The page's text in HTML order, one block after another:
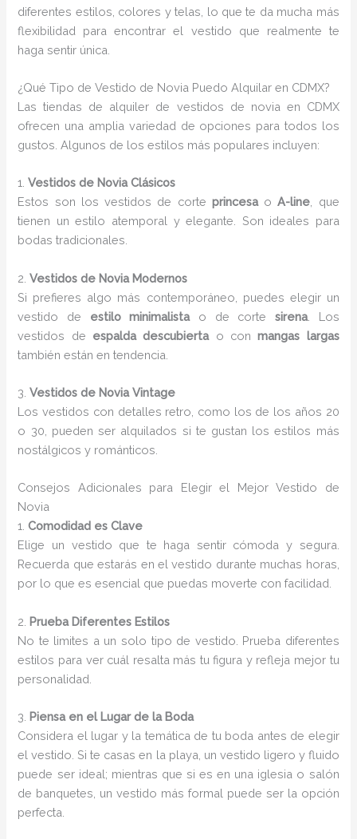
diferentes estilos, colores y telas, lo que te da mucha más
flexibilidad para encontrar el vestido que realmente te
haga sentir única.
¿Qué Tipo de Vestido de Novia Puedo Alquilar en CDMX?
Las tiendas de alquiler de vestidos de novia en CDMX
ofrecen una amplia variedad de opciones para todos los
gustos. Algunos de los estilos más populares incluyen:
1.Vestidos de Novia Clásicos
Estos son los vestidos de corte princesaoA-line, que
tienen un estilo atemporal y elegante. Son ideales para
bodas tradicionales.
2.Vestidos de Novia Modernos
Si prefieres algo más contemporáneo, puedes elegir un
vestido de estilo minimalistao de corte sirena. Los
vestidos de espalda descubiertao conmangas largas
también están en tendencia.
3.Vestidos de Novia Vintage
Los vestidos con detalles retro, como los de los años 20
o 30, pueden ser alquilados si te gustan los estilos más
nostálgicos y románticos.
Consejos Adicionales para Elegir el Mejor Vestido de
Novia
1.Comodidad es Clave
Elige un vestido que te haga sentir cómoda y segura.
Recuerda que estarás en el vestido durante muchas horas,
por lo que es esencial que puedas moverte con facilidad.
2. Prueba Diferentes Estilos
No te limites a un solo tipo de vestido. Prueba diferentes
estilos para ver cuál resalta más tu figura y refleja mejor tu
personalidad.
3. Piensa en el Lugar de la Boda
Considera el lugar y la temática de tu boda antes de elegir
el vestido. Si te casas en la playa, un vestido ligero y fluido
puede ser ideal; mientras que si es en una iglesia o salón
de banquetes, un vestido más formal puede ser la opción
perfecta.